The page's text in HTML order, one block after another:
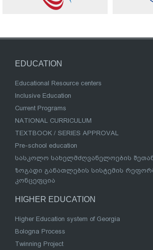
EDUCATION
Educational Resource centers
Inclusive Education
Current Programs
NATIONAL CURRICULUM
TEXTBOOK / SERIES APPROVAL
Pre-school education
სასკოლო სახელმძღვანელოების
ზოგადი განათლების სისტემის
კონცეფცია
HIGHER EDUCATION
Higher Education system of Georgia
Bologna Process
Twinning Project